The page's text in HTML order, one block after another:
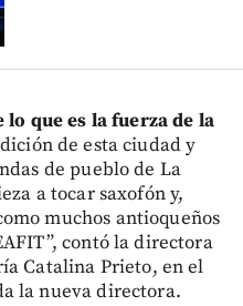
lo que es la fuerza de la
de esta ciudad y
de pueblo de La
a tocar saxofón y,
muchos antioqueños
contó la directora
Catalina Prieto, en el
la nueva directora.